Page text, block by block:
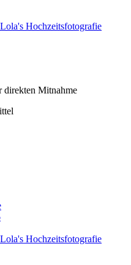
direkten Mitnahme